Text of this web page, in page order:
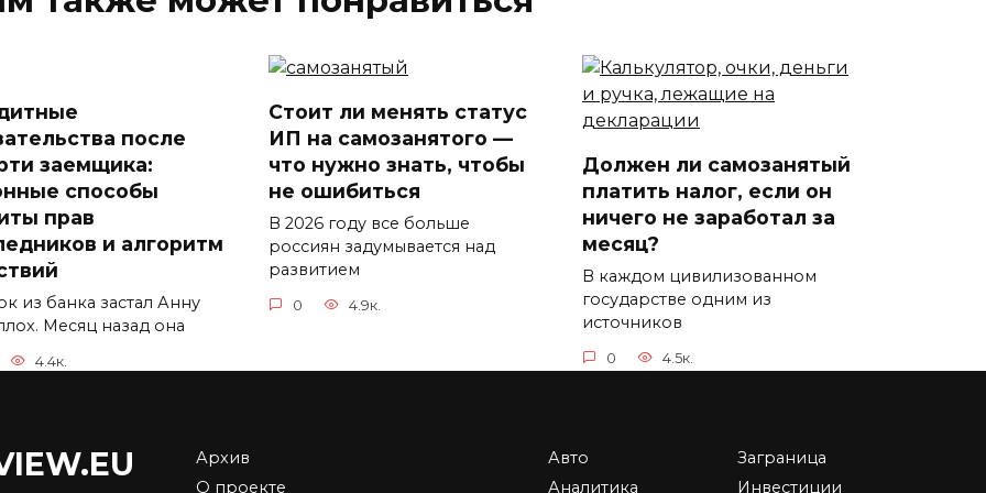
после
заемщика:
способы
прав
и алгоритм
из банка застал Анну
Месяц назад она
4.4к.
Стоит ли менять статус
ИП на самозанятого —
что нужно знать, чтобы
не ошибиться
В 2026 году все больше
россиян задумывается над
развитием
0 4.9к.
Должен ли самозанятый
платить налог, если он
ничего не заработал за
месяц?
В каждом цивилизованном
государстве одним из
источников
0 4.5к.
Платон: как
Британские Виргинские
Архив
О проекте
Авто
Аналитика
Заграница
Инвестиции